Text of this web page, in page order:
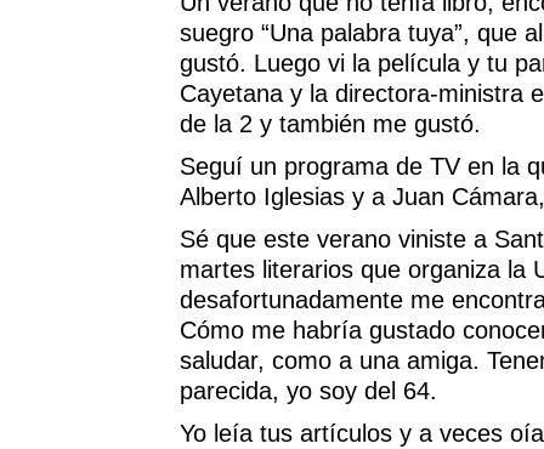
suegro “Una palabra tuya”, que
gustó. Luego vi la película y tu
Cayetana y la directora-ministra
de la 2 y también me gustó.
Seguí un programa de TV en la
Alberto Iglesias y a Juan
Sé que este verano viniste a
martes literarios que organiza la
desafortunadamente me
Cómo me habría gustado
saludar, como a una amiga.
parecida, yo soy del 64.
Yo leía tus artículos y a veces